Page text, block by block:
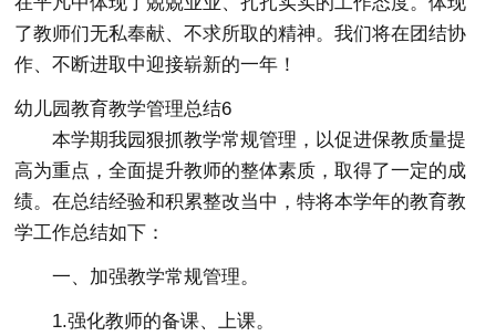
了教师们无私奉献、不求所取的精神。我们将在团结协
作、不断进取中迎接崭新的一年！
幼儿园教育教学管理总结6
本学期我园狠抓教学常规管理，以促进保教质量提
高为重点，全面提升教师的整体素质，取得了一定的成
绩。在总结经验和积累整改当中，特将本学年的教育教
学工作总结如下：
一、加强教学常规管理。
1.强化教师的备课、上课。